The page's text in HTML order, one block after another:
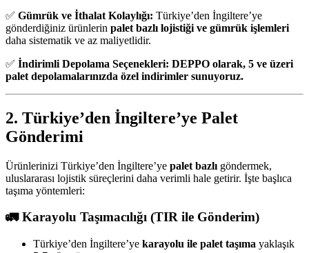
✅ Gümrük ve İthalat Kolaylığı: Türkiye’den İngiltere’ye
gönderdiğiniz ürünlerin palet bazlı lojistiği ve gümrük işlemleri
daha sistematik ve az maliyetlidir.
✅ İndirimli Depolama Seçenekleri: DEPPO olarak, 5 ve üzeri
palet depolamalarınızda özel indirimler sunuyoruz.
2. Türkiye’den İngiltere’ye Palet
Gönderimi
Ürünlerinizi Türkiye’den İngiltere’ye palet bazlı göndermek,
uluslararası lojistik süreçlerini daha verimli hale getirir. İşte başlıca
taşıma yöntemleri:
🚛 Karayolu Taşımacılığı (TIR ile Gönderim)
Türkiye’den İngiltere’ye karayolu ile palet taşıma yaklaşık